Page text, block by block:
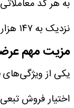
نزدیک به ۱۴۷ هزار تومان خواهد داشت.
مزیت مهم
یکی از ویژگی‌های
اختیار فروش